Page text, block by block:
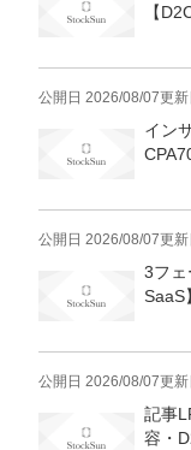
【
公開日 2026/08/07更新
イン
公開日 2026/08/07更新
3フェ
SaaS】
公開日 2026/08/07更新
記事
容・